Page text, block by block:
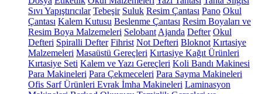
Sıvı Yapıştırıcılar Tebeşir Suluk Resim Çantası Pano Okul
Çantası Kalem Kutusu Beslenme Çantası Resim Boyaları ve
Resim Boya Malzemeleri Selobant Ajanda Defter Okul
Defteri Spiralli Defter Fihrist Not Defteri Bloknot Kırtasiye
Malzemeleri Masaüstü Gereçleri Kırtasiye Kağıt Ürünleri
Kırtasiye Seti Kalem ve Yazı Gereçleri Koli Bandı Makinesi
Para Makineleri Para Çekmeceleri Para Sayma Makineleri
Ofis Sarf Ürünleri Evrak İmha Makineleri Laminasyon